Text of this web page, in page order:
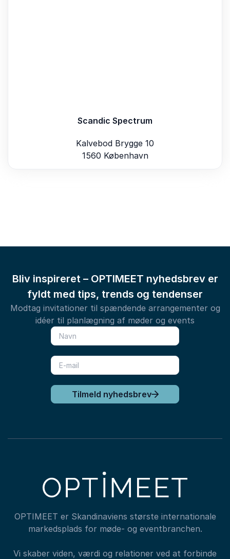
Scandic Spectrum
Kalvebod Brygge 10
1560 København
Bliv inspireret – OPTIMEET nyhedsbrev er
fyldt med tips, trends og tendenser
Modtag invitationer til spændende arrangementer og
idéer til planlægning af møder og events
Tilmeld nyhedsbrev
OPTIMEET er Skandinaviens største internationale
markedsplads for møde- og eventbranchen.
Vi skaber viden, værdi og relationer ved at forbinde